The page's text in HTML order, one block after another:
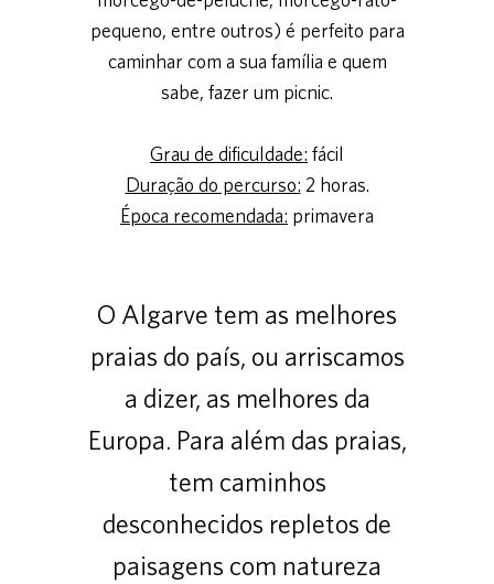
pequeno, entre outros) é perfeito para
caminhar com a sua família e quem
sabe, fazer um picnic.
Grau de dificuldade: fácil
Duração do percurso: 2 horas.
Época recomendada: primavera
O Algarve tem as melhores
praias do país, ou arriscamos
a dizer, as melhores da
Europa. Para além das praias,
tem caminhos
desconhecidos repletos de
paisagens com natureza